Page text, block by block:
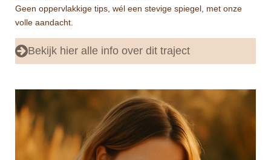
Geen oppervlakkige tips, wél een stevige spiegel, met onze
volle aandacht.
Bekijk hier alle info over dit traject